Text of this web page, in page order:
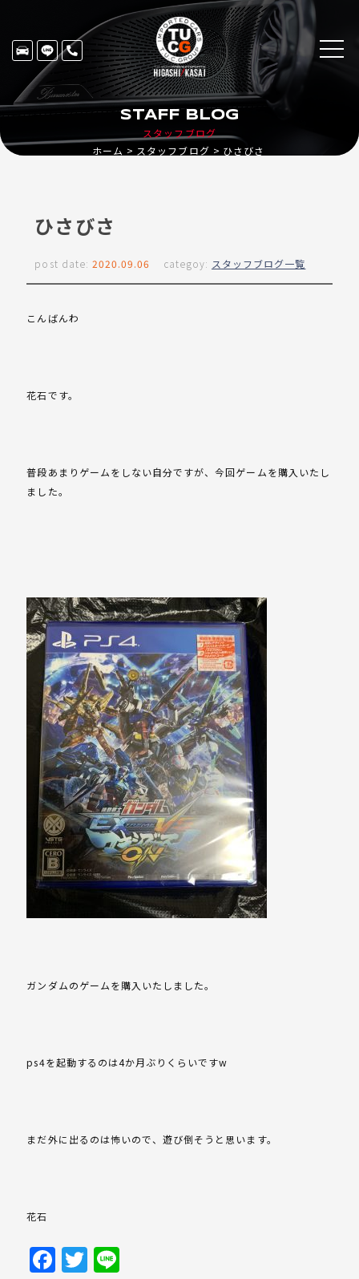
スタッフブログ
STAFF BLOG
ホーム スタッフブログ ひさびさ
ひさびさ
post date: 2020.09.06 categoy: スタッフブログ一覧
こんばんわ
花石です。
普段あまりゲームをしない自分ですが、今回ゲームを購入いたし
ました。
ガンダムのゲームを購入いたしました。
ps4を起動するのは4か月ぶりくらいですw
まだ外に出るのは怖いので、遊び倒そうと思います。
花石
Facebook
Twitter